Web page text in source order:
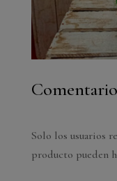
Solo los usuarios
producto pueden